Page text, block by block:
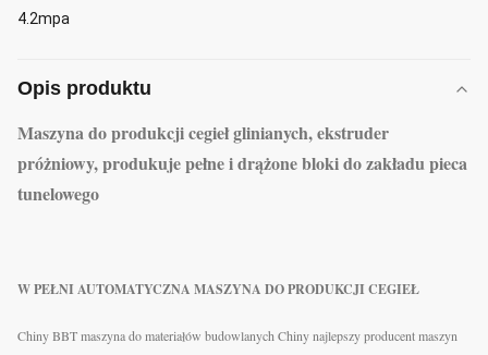
4.2mpa
Opis produktu
Maszyna do produkcji cegieł glinianych, ekstruder
próżniowy, produkuje pełne i drążone bloki do zakładu pieca
tunelowego
W PEŁNI AUTOMATYCZNA MASZYNA DO PRODUKCJI CEGIEŁ
Chiny BBT maszyna do materiałów budowlanych Chiny najlepszy producent maszyn